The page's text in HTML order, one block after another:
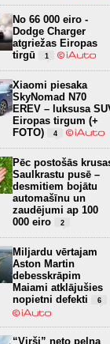
No 66 000 eiro -
Dodge Charger
atgriežas Eiropas
tirgū
1
Xiaomi piesaka
SkyNomad N70
EREV – luksusa
Eiropas tirgum (+
FOTO)
4
Pēc postošās
Saulkrastu pusē –
desmitiem bojātu
automašīnu un
zaudējumi ap 100
000 eiro
2
Miljardu vērtajam
Aston Martin
debesskrāpim
Maiami atklājušies
nopietni defekti
6
“Virši” neto peļņa